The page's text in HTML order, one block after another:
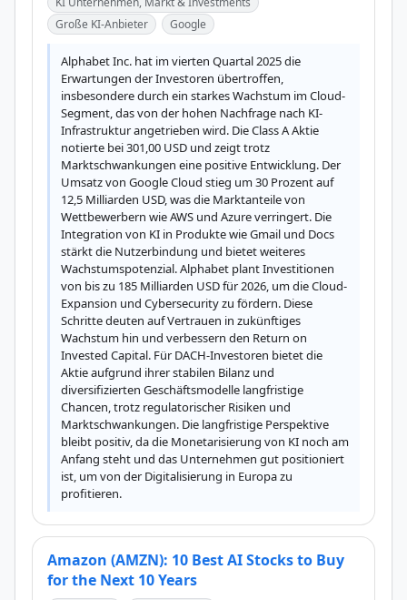
Große KI-Anbieter
Google
Alphabet Inc. hat im vierten Quartal 2025 die
Erwartungen der Investoren übertroffen,
insbesondere durch ein starkes Wachstum im Cloud-
Segment, das von der hohen Nachfrage nach KI-
Infrastruktur angetrieben wird. Die Class A Aktie
notierte bei 301,00 USD und zeigt trotz
Marktschwankungen eine positive Entwicklung. Der
Umsatz von Google Cloud stieg um 30 Prozent auf
12,5 Milliarden USD, was die Marktanteile von
Wettbewerbern wie AWS und Azure verringert. Die
Integration von KI in Produkte wie Gmail und Docs
stärkt die Nutzerbindung und bietet weiteres
Wachstumspotenzial. Alphabet plant Investitionen
von bis zu 185 Milliarden USD für 2026, um die Cloud-
Expansion und Cybersecurity zu fördern. Diese
Schritte deuten auf Vertrauen in zukünftiges
Wachstum hin und verbessern den Return on
Invested Capital. Für DACH-Investoren bietet die
Aktie aufgrund ihrer stabilen Bilanz und
diversifizierten Geschäftsmodelle langfristige
Chancen, trotz regulatorischer Risiken und
Marktschwankungen. Die langfristige Perspektive
bleibt positiv, da die Monetarisierung von KI noch am
Anfang steht und das Unternehmen gut positioniert
ist, um von der Digitalisierung in Europa zu
profitieren.
Amazon (AMZN): 10 Best AI Stocks to Buy
for the Next 10 Years